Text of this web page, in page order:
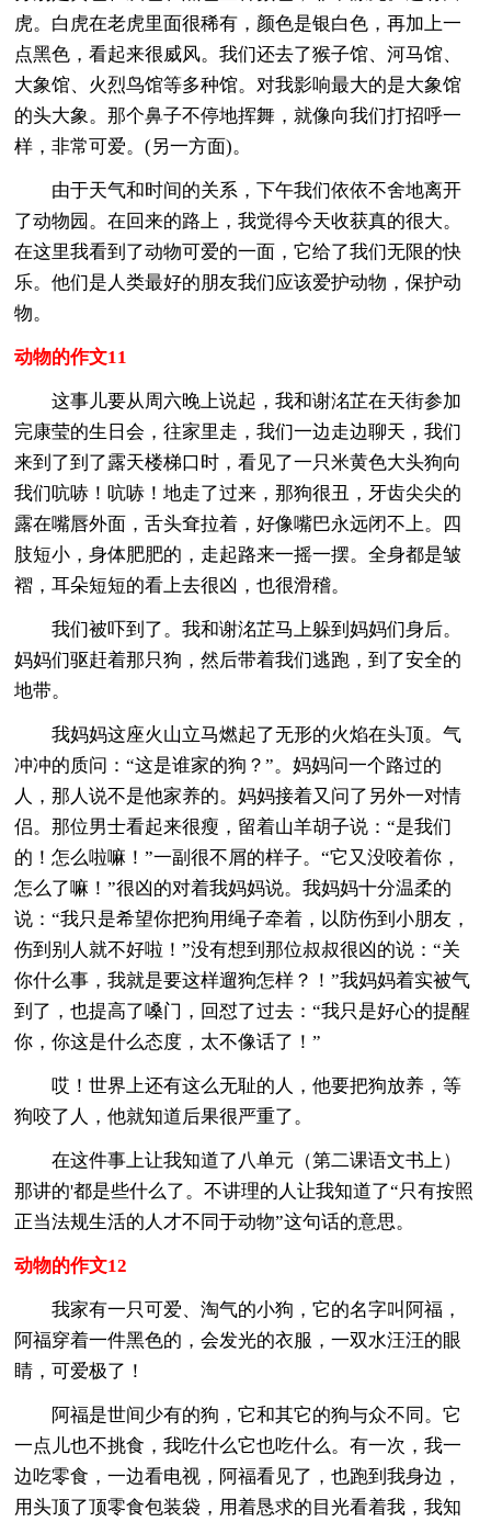
虎。白虎在老虎里面很稀有，颜色是银白色，再加上一
点黑色，看起来很威风。我们还去了猴子馆、河马馆、
大象馆、火烈鸟馆等多种馆。对我影响最大的是大象馆
的头大象。那个鼻子不停地挥舞，就像向我们打招呼一
样，非常可爱。(另一方面)。
由于天气和时间的关系，下午我们依依不舍地离开
了动物园。在回来的路上，我觉得今天收获真的很大。
在这里我看到了动物可爱的一面，它给了我们无限的快
乐。他们是人类最好的朋友我们应该爱护动物，保护动
物。
动物的作文11
这事儿要从周六晚上说起，我和谢洺芷在天街参加
完康莹的生日会，往家里走，我们一边走边聊天，我们
来到了到了露天楼梯口时，看见了一只米黄色大头狗向
我们吭哧！吭哧！地走了过来，那狗很丑，牙齿尖尖的
露在嘴唇外面，舌头耷拉着，好像嘴巴永远闭不上。四
肢短小，身体肥肥的，走起路来一摇一摆。全身都是皱
褶，耳朵短短的看上去很凶，也很滑稽。
我们被吓到了。我和谢洺芷马上躲到妈妈们身后。
妈妈们驱赶着那只狗，然后带着我们逃跑，到了安全的
地带。
我妈妈这座火山立马燃起了无形的火焰在头顶。气
冲冲的质问：“这是谁家的狗？”。妈妈问一个路过的
人，那人说不是他家养的。妈妈接着又问了另外一对情
侣。那位男士看起来很瘦，留着山羊胡子说：“是我们
的！怎么啦嘛！”一副很不屑的样子。“它又没咬着你，
怎么了嘛！”很凶的对着我妈妈说。我妈妈十分温柔的
说：“我只是希望你把狗用绳子牵着，以防伤到小朋友，
伤到别人就不好啦！”没有想到那位叔叔很凶的说：“关
你什么事，我就是要这样遛狗怎样？！”我妈妈着实被气
到了，也提高了嗓门，回怼了过去：“我只是好心的提醒
你，你这是什么态度，太不像话了！”
哎！世界上还有这么无耻的人，他要把狗放养，等
狗咬了人，他就知道后果很严重了。
在这件事上让我知道了八单元（第二课语文书上）
那讲的'都是些什么了。不讲理的人让我知道了“只有按照
正当法规生活的人才不同于动物”这句话的意思。
动物的作文12
我家有一只可爱、淘气的小狗，它的名字叫阿福，
阿福穿着一件黑色的，会发光的衣服，一双水汪汪的眼
睛，可爱极了！
阿福是世间少有的狗，它和其它的狗与众不同。它
一点儿也不挑食，我吃什么它也吃什么。有一次，我一
边吃零食，一边看电视，阿福看见了，也跑到我身边，
用头顶了顶零食包装袋，用着恳求的目光看着我，我知